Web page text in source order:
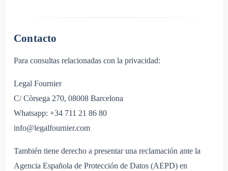
Contacto
Para consultas relacionadas con la privacidad:
Legal Fournier
C/ Còrsega 270, 08008 Barcelona
Whatsapp: +34 711 21 86 80
info@legalfournier.com
También tiene derecho a presentar una reclamación ante la
Agencia Española de Protección de Datos (AEPD) en